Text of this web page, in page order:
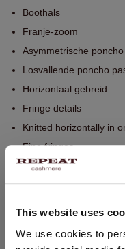
This website uses
We use cookies to
Boothals
Franje-zoom
Asymmetrische
Losvallende poncho
Horizontaal gebreid
Fringe details
Knitted horizontally in
Fine fringes
Handwas, chemisch
100% Organisch
PASVORM
LAND